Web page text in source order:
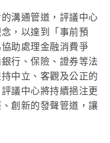
溝通管道，評議中心
，以達到「事前預
助處理金融消費爭
行、保險、證券等法
中立、客觀及公正的
議中心將持續挹注更
創新的發聲管道，讓